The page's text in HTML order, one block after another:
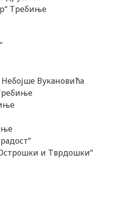
Требиње
Вукановића
и Тврдошки“